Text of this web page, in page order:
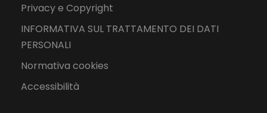
Privacy e Copyright
INFORMATIVA SUL TRATTAMENTO DEI DATI
PERSONALI
Normativa cookies
Accessibilità